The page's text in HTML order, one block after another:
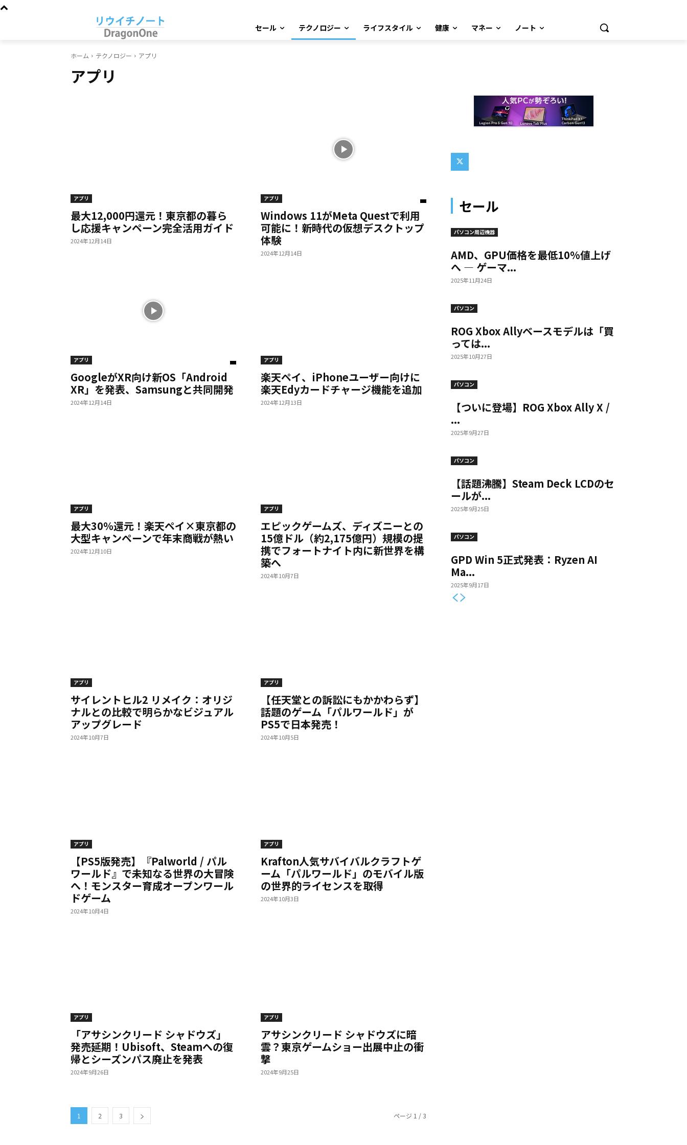
セール テクノロジー ライフスタイル 健康 マネー ノート
ホーム テクノロジー アプリ
アプリ
アプリ
最大12,000円還元！東京都の暮ら
し応援キャンペーン完全活用ガイド
2024年12月14日
アプリ
Windows 11がMeta Questで利用
可能に！新時代の仮想デスクトップ
体験
2024年12月14日
アプリ
GoogleがXR向け新OS「Android
XR」を発表、Samsungと共同開発
2024年12月14日
アプリ
楽天ペイ、iPhoneユーザー向けに
楽天Edyカードチャージ機能を追加
2024年12月13日
アプリ
最大30％還元！楽天ペイ×東京都の
大型キャンペーンで年末商戦が熱い
2024年12月10日
アプリ
エピックゲームズ、ディズニーとの
15億ドル（約2,175億円）規模の提
携でフォートナイト内に新世界を構
築へ
2024年10月7日
アプリ
サイレントヒル2 リメイク：オリジ
ナルとの比較で明らかなビジュアル
アップグレード
2024年10月7日
アプリ
【任天堂との訴訟にもかかわらず】
話題のゲーム「パルワールド」が
PS5で日本発売！
2024年10月5日
アプリ
【PS5版発売】『Palworld / パル
ワールド』で未知なる世界の大冒険
へ！モンスター育成オープンワール
ドゲーム
2024年10月4日
アプリ
Krafton人気サバイバルクラフトゲ
ーム「パルワールド」のモバイル版
の世界的ライセンスを取得
2024年10月3日
アプリ
「アサシンクリード シャドウズ」
発売延期！Ubisoft、Steamへの復
帰とシーズンパス廃止を発表
2024年9月26日
アプリ
アサシンクリード シャドウズに暗
雲？東京ゲームショー出展中止の衝
撃
2024年9月25日
1 2 3 ページ 1 / 3
セール
パソコン周辺機器
AMD、GPU価格を最低10%値上げ
へ — ゲーマ...
2025年11月24日
パソコン
ROG Xbox Allyベースモデルは「買
っては...
2025年10月27日
パソコン
【ついに登場】ROG Xbox Ally X /
...
2025年9月27日
パソコン
【話題沸騰】Steam Deck LCDのセ
ールが...
2025年9月25日
パソコン
GPD Win 5正式発表：Ryzen AI
Ma...
2025年9月17日